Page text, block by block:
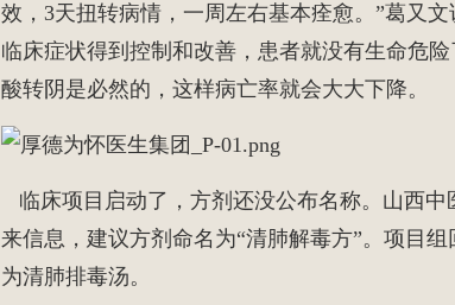
效，3天扭转病情，一周左右基本痊愈。”葛又
临床症状得到控制和改善，患者就没有生命危
酸转阴是必然的，这样病亡率就会大大下降。
临床项目启动了，方剂还没公布名称。山西
来信息，建议方剂命名为“清肺解毒方”。项目
为清肺排毒汤。